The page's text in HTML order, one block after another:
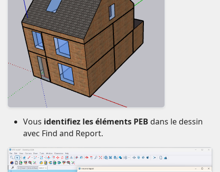
Vous identifiez les éléments PEB dans le dessin
avec Find and Report.